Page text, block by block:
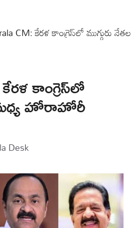
CM: కేరళ కాంగ్రెస్‌లో ముగ్గురు నేతల
కాంగ్రెస్‌లో
మధ్య హోరాహోరీ
Desk